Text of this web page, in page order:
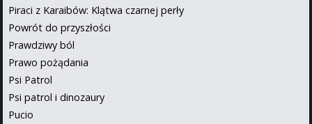
Piraci z Karaibów: Klątwa czarnej perły
Powrót do przyszłości
Prawdziwy ból
Prawo pożądania
Psi Patrol
Psi patrol i dinozaury
Pucio